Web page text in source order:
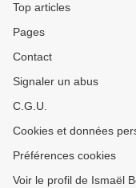
Top articles
Pages
Contact
Signaler un abus
C.G.U.
Cookies et données
Préférences cookies
Voir le profil de Ismaël